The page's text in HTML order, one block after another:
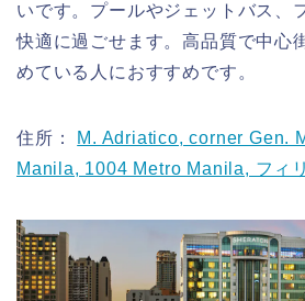
いです。プールやジェットバス、
快適に過ごせます。高品質で中心
めている人におすすめです。
住所：
M. Adriatico, corner Gen.
Manila, 1004 Metro Manila, フィ